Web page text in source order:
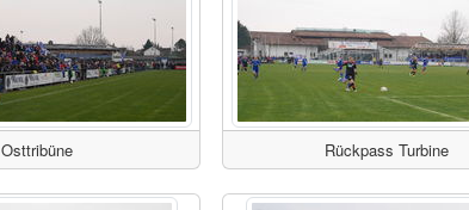
Osttribüne Rückpass Turbine